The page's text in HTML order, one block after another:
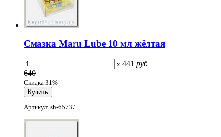
Смазка Maru Lube 10 мл жёлтая
x 441 руб
640
Скидка 31%
Артикул: sh-65737